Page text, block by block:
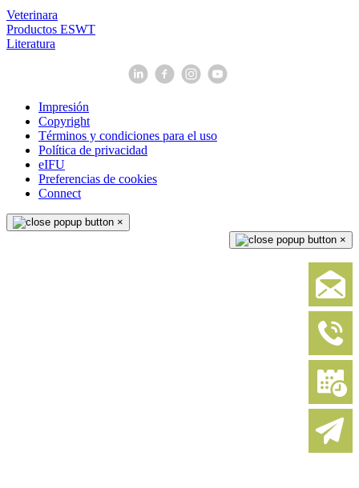
Veterinara
Productos ESWT
Literatura
Impresión
Copyright
Términos y condiciones para el uso
Política de privacidad
eIFU
Preferencias de cookies
Connect
×
×